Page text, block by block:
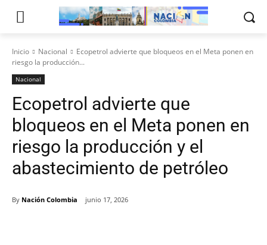
Inicio Nacional
Ecopetrol advierte que bloqueos en el Meta ponen en
riesgo la producción...
Nacional
Ecopetrol advierte que
bloqueos en el Meta ponen en
riesgo la producción y el
abastecimiento de petróleo
By Nación Colombia junio 17, 2026